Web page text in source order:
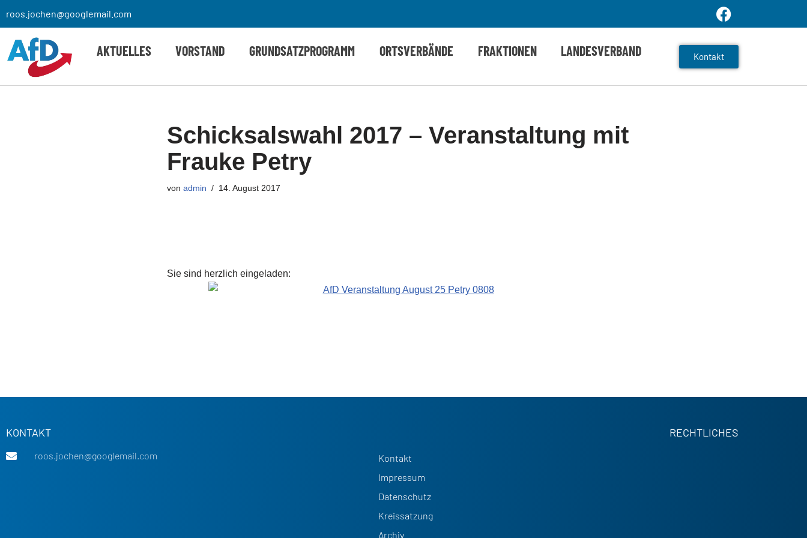
Inhalt
springen
roos.jochen@googlemail.com
AKTUELLES VORSTAND GRUNDSATZPROGRAMM ORTSVERBÄNDE FRAKTIONEN LANDESVERBAND Kontakt
Schicksalswahl 2017 – Veranstaltung mit
Frauke Petry
von admin 14. August 2017
Sie sind herzlich eingeladen:
KONTAKT
roos.jochen@googlemail.com
RECHTLICHES
Kontakt
Impressum
Datenschutz
Kreissatzung
Archiv